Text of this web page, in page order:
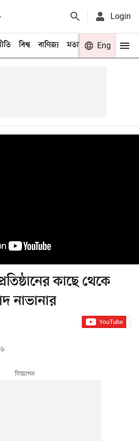
Login
বিশ্ব বাণিজ্য মতামত খেলা
Eng
কাছে থেকে
নাভানার